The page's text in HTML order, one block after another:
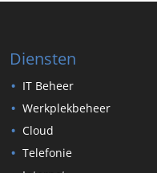
Diensten
IT Beheer
Werkplekbeheer
Cloud
Telefonie